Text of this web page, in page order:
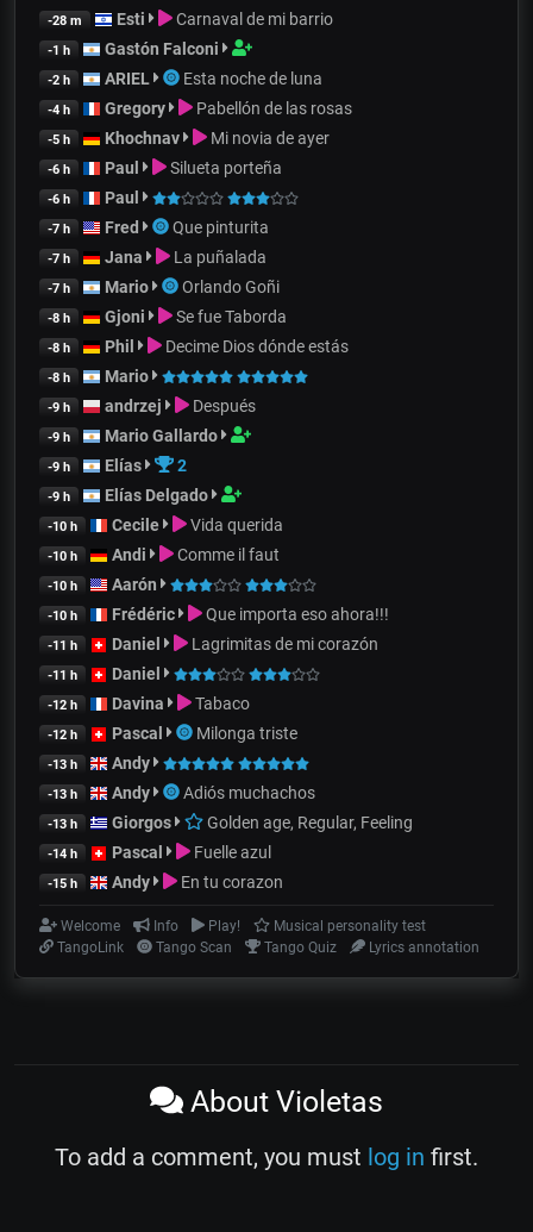
-28 m Esti Carnaval de mi barrio
-1 h Gastón Falconi
-2 h ARIEL Esta noche de luna
-4 h Gregory Pabellón de las rosas
-5 h Khochnav Mi novia de ayer
-6 h Paul Silueta porteña
-6 h Paul
-7 h Fred Que pinturita
-7 h Jana La puñalada
-7 h Mario Orlando Goñi
-8 h Gjoni Se fue Taborda
-8 h Phil Decime Dios dónde estás
-8 h Mario
-9 h andrzej Después
-9 h Mario Gallardo
-9 h Elías 2
-9 h Elías Delgado
-10 h Cecile Vida querida
-10 h Andi Comme il faut
-10 h Aarón
-10 h Frédéric Que importa eso ahora!!!
-11 h Daniel Lagrimitas de mi corazón
-11 h Daniel
-12 h Davina Tabaco
-12 h Pascal Milonga triste
-13 h Andy
-13 h Andy Adiós muchachos
-13 h Giorgos Golden age, Regular, Feeling
-14 h Pascal Fuelle azul
-15 h Andy En tu corazon
Welcome Info Play!
Musical personality test
TangoLink
Tango Scan Tango Quiz Lyrics annotation
About Violetas
To add a comment, you must log in first.